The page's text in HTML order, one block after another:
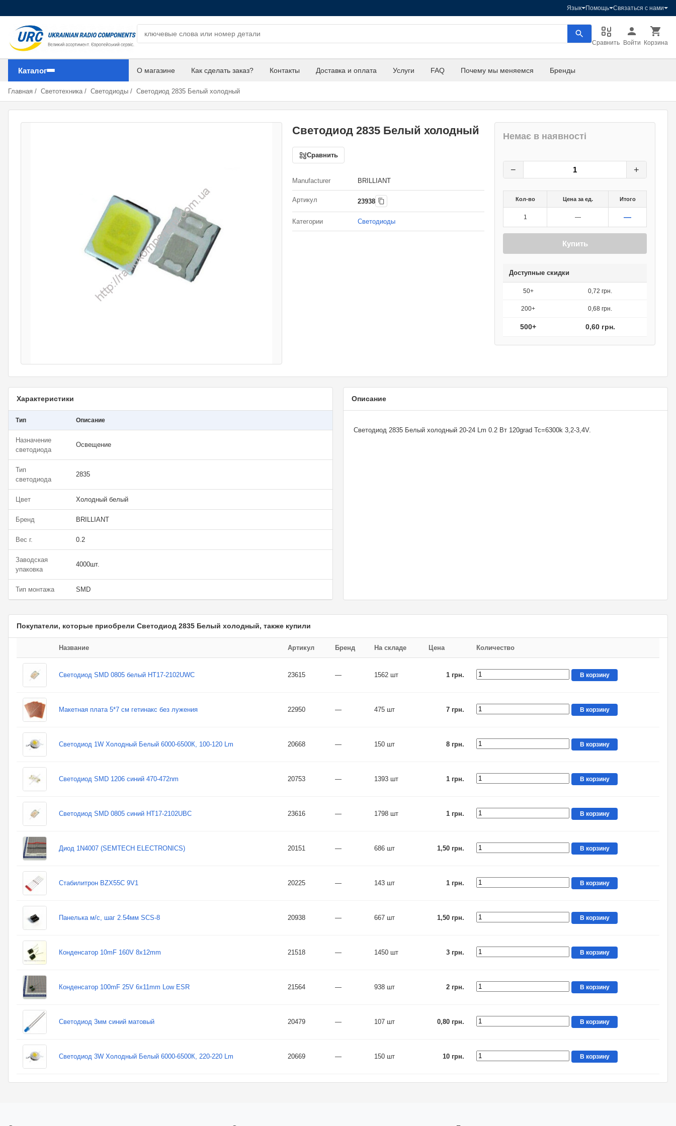
Язык Помощь Связаться с нами
Сравнить Войти Корзина
Каталог О магазине Как сделать заказ? Контакты Доставка и оплата Услуги FAQ Почему мы меняемся Бренды
Главная / Светотехника / Светодиоды / Светодиод 2835 Белый холодный
Светодиод 2835 Белый холодный
Сравнить
Manufacturer BRILLIANT
Артикул 23938
Категории Светодиоды
Немає в наявності
− +
Кол-во Цена за ед. Итого
1 — —
Купить
Доступные скидки
50+ 0,72 грн.
200+ 0,68 грн.
500+ 0,60 грн.
Характеристики
Тип Описание
Назначение
светодиода
Освещение
Тип
светодиода
2835
Цвет Холодный белый
Бренд BRILLIANT
Вес г. 0.2
Заводская
упаковка
4000шт.
Тип монтажа SMD
Описание
Светодиод 2835 Белый холодный 20-24 Lm 0.2 Вт 120grad Tc=6300k 3,2-3,4V.
Покупатели, которые приобрели Светодиод 2835 Белый холодный, также купили
Название Артикул Бренд На складе Цена Количество
Светодиод SMD 0805 белый HT17-2102UWC 23615 — 1562 шт 1 грн. В корзину
Макетная плата 5*7 см гетинакс без лужения 22950 — 475 шт 7 грн. В корзину
Светодиод 1W Холодный Белый 6000-6500К, 100-120 Lm 20668 — 150 шт 8 грн. В корзину
Светодиод SMD 1206 синий 470-472nm 20753 — 1393 шт 1 грн. В корзину
Светодиод SMD 0805 синий HT17-2102UBC 23616 — 1798 шт 1 грн. В корзину
Диод 1N4007 (SEMTECH ELECTRONICS) 20151 — 686 шт 1,50 грн. В корзину
Стабилитрон BZX55C 9V1 20225 — 143 шт 1 грн. В корзину
Панелька м/с, шаг 2.54мм SCS-8 20938 — 667 шт 1,50 грн. В корзину
Конденсатор 10mF 160V 8x12mm 21518 — 1450 шт 3 грн. В корзину
Конденсатор 100mF 25V 6x11mm Low ESR 21564 — 938 шт 2 грн. В корзину
Светодиод 3мм синий матовый 20479 — 107 шт 0,80 грн. В корзину
Светодиод 3W Холодный Белый 6000-6500К, 220-220 Lm 20669 — 150 шт 10 грн. В корзину